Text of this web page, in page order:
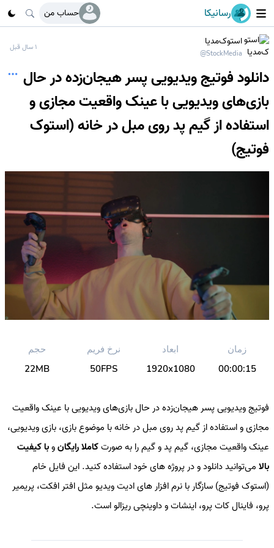
رسانیکا حساب من
استوک‌مدیا
@StockMedia
1 سال قبل
دانلود فوتیج ویدیویی پسر هیجان‌زده در حال
بازی‌های ویدیویی با عینک واقعیت مجازی و
استفاده از گیم پد روی مبل در خانه (استوک
فوتیج)
زمان
00:00:15
ابعاد
1920x1080
نرخ فریم
50FPS
حجم
22MB
فوتیج ویدیویی پسر هیجان‌زده در حال بازی‌های ویدیویی با عینک واقعیت
مجازی و استفاده از گیم پد روی مبل در خانه با موضوع بازی‌، بازی‌ ویدیویی،
عینک واقعیت مجازی، گیم پد و گیم را به صورتکاملا رایگانوبا کیفیت
بالا می‌توانید دانلود و در پروژه های خود استفاده کنید. این فایل خام
(استوک فوتیج) سازگار با نرم افزار های ادیت ویدیو مثل افتر افکت، پریمیر
پرو، فاینال کات پرو، اینشات و داوینچی ریزالو است.